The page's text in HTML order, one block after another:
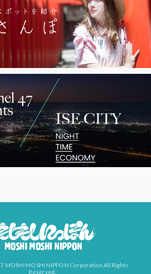
MOSHI MOSHI NIPPON Corporation All Rights
Reserved.